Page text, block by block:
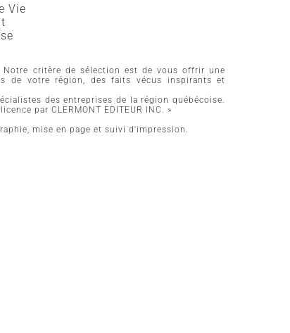
Vie
Notre critère de sélection est de vous offrir une
de votre région, des faits vécus inspirants et
des entreprises de la région québécoise.
par CLERMONT EDITEUR INC. »
mise en page et suivi d'impression.